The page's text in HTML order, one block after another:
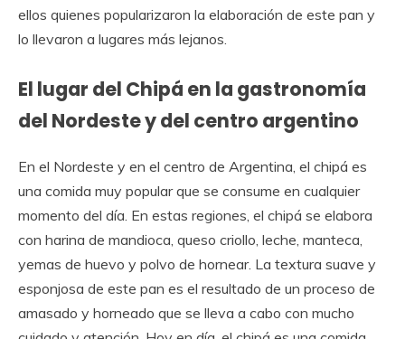
ellos quienes popularizaron la elaboración de este pan y
lo llevaron a lugares más lejanos.
El lugar del Chipá en la gastronomía
del Nordeste y del centro argentino
En el Nordeste y en el centro de Argentina, el chipá es
una comida muy popular que se consume en cualquier
momento del día. En estas regiones, el chipá se elabora
con harina de mandioca, queso criollo, leche, manteca,
yemas de huevo y polvo de hornear. La textura suave y
esponjosa de este pan es el resultado de un proceso de
amasado y horneado que se lleva a cabo con mucho